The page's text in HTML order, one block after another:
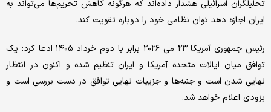
تحلیلگران اسرائیلی هشدار داده‌اند که هرگونه کاهش تحریم‌ها می‌تواند به
ایران اجازه دهد توان نظامی خود را دوباره تقویت کند.
رئیس جمهوری آمریکا ۲۳ می ۲۰۲۶ برابر با دوم خرداد ۱۴۰۵ ادعا کرد: یک
توافق میان ایالات متحده آمریکا و ایران تنظیم شده و اکنون در انتظار
نهایی شدن است و جنبه‌ها و جزییات نهایی توافق در دست بررسی است و
بزودی اعلام خواهد شد.